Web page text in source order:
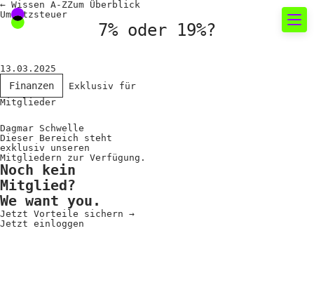
Neues rund um die
Fotografie
News
Termine
FREELENS Galerie
Showcases
← Wissen A-ZZum Überblick
Umsatzsteuer
7% oder 19%?
13.03.2025
Finanzen
Exklusiv für
Mitglieder
Dagmar Schwelle
Dieser Bereich steht
exklusiv unseren
Mitgliedern zur Verfügung.
Noch kein
Mitglied?
We want you.
Jetzt Vorteile sichern →
Jetzt einloggen